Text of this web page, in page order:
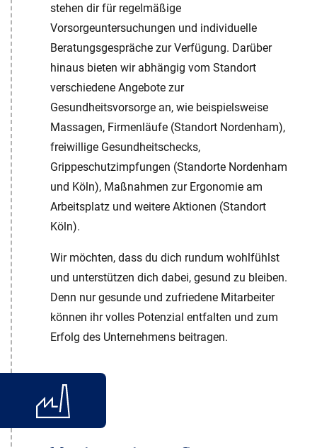
stehen dir für regelmäßige
Vorsorgeuntersuchungen und individuelle
Beratungsgespräche zur Verfügung. Darüber
hinaus bieten wir abhängig vom Standort
verschiedene Angebote zur
Gesundheitsvorsorge an, wie beispielsweise
Massagen, Firmenläufe (Standort Nordenham),
freiwillige Gesundheitschecks,
Grippeschutzimpfungen (Standorte Nordenham
und Köln), Maßnahmen zur Ergonomie am
Arbeitsplatz und weitere Aktionen (Standort
Köln).
Wir möchten, dass du dich rundum wohlfühlst
und unterstützen dich dabei, gesund zu bleiben.
Denn nur gesunde und zufriedene Mitarbeiter
können ihr volles Potenzial entfalten und zum
Erfolg des Unternehmens beitragen.